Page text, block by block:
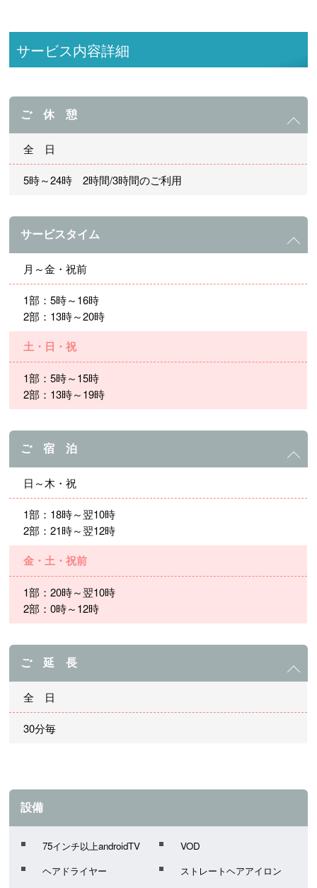
サービス内容詳細
ご 休 憩
全 日
5時～24時 2時間/3時間のご利用
サービスタイム
月～金・祝前
1部：5時～16時
2部：13時～20時
土・日・祝
1部：5時～15時
2部：13時～19時
ご 宿 泊
日～木・祝
1部：18時～翌10時
2部：21時～翌12時
金・土・祝前
1部：20時～翌10時
2部：0時～12時
ご 延 長
全 日
30分毎
設備
75インチ以上androidTV
VOD
ヘアドライヤー
ストレートヘアアイロン